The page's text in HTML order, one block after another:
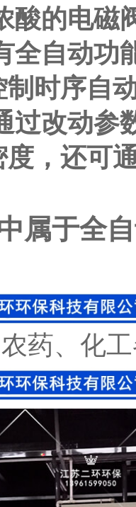
酸的电磁
全自动
时序自
过改动
，还可
属于全
药、化